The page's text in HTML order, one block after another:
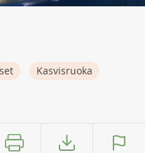
Kasvisruoka